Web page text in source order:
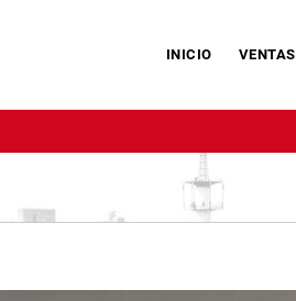
INICIO VENTAS